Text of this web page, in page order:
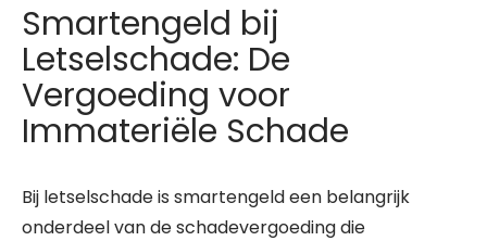
Smartengeld bij
Letselschade: De
Vergoeding voor
Immateriële Schade
Bij letselschade is smartengeld een belangrijk
onderdeel van de schadevergoeding die